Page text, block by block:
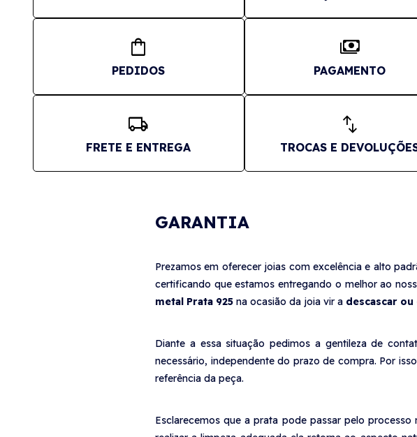
shopping_bag
PEDIDOS
payments
PAGAMENTO
local_shipping
FRETE E ENTREGA
swap_vert
TROCAS E
GARANTIA
Prezamos em oferecer joias com excelência e alto
certificando que estamos entregando o melhor ao
metal Prata 925 na ocasião da joia vir a descascar
Diante a essa situação pedimos a gentileza de
necessário, independente do prazo de compra. Por
referência da peça.
Esclarecemos que a prata pode passar pelo